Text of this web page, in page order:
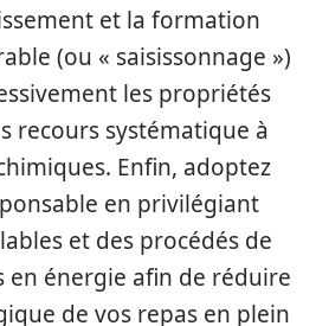
et la formation
(ou « saisissonnage »)
les propriétés
recours systématique à
Enfin, adoptez
en privilégiant
et des procédés de
en énergie afin de réduire
de vos repas en plein